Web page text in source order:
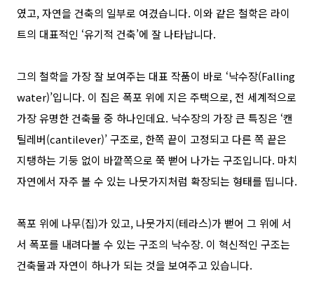
였고,자연을 건축의 일부로 여겼습니다. 이와 같은 철학은 라이
트의 대표적인 ‘유기적 건축’에 잘 나타납니다.
그의 철학을 가장 잘 보여주는 대표 작품이 바로 ‘낙수장(Falling
water)’입니다. 이 집은 폭포 위에 지은 주택으로, 전 세계적으로
가장 유명한 건축물 중 하나인데요. 낙수장의 가장 큰 특징은 ‘캔
틸레버(cantilever)’구조로, 한쪽 끝이 고정되고 다른 쪽 끝은
지탱하는 기둥 없이 바깥쪽으로 쭉 뻗어 나가는 구조입니다. 마치
자연에서 자주 볼 수 있는 나뭇가지처럼 확장되는 형태를 띱니다.
폭포 위에 나무(집)가 있고, 나뭇가지(테라스)가 뻗어 그 위에 서
서 폭포를 내려다볼 수 있는 구조의 낙수장. 이 혁신적인 구조는
건축물과 자연이 하나가 되는 것을 보여주고 있습니다.